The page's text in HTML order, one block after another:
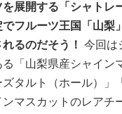
展開する「シャトレ
でフルーツ王国「山
るのだそう！ 今回は
「山梨県産シャイ
タルト（ホール）」
ンマスカットのレア